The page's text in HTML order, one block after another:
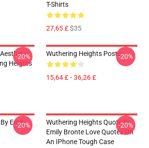
T-Shirts
27,65 £$35
Heights
-20% Wuthering Heights Poster
15,64 £ - 36,26 £
-20%
Emily
-20%
Wuthering Heights Quote By
Emily Bronte Love Quotes On
An IPhone Tough Case
-20%